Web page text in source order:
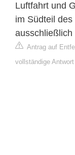
Luftfahrt und
im Südteil
ausschließlich
Antrag auf
vollständige